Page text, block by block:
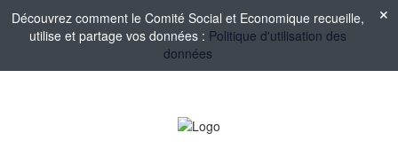
Découvrez comment le Comité Social et Economique recueille,
utilise et partage vos données : Politique d'utilisation des
données